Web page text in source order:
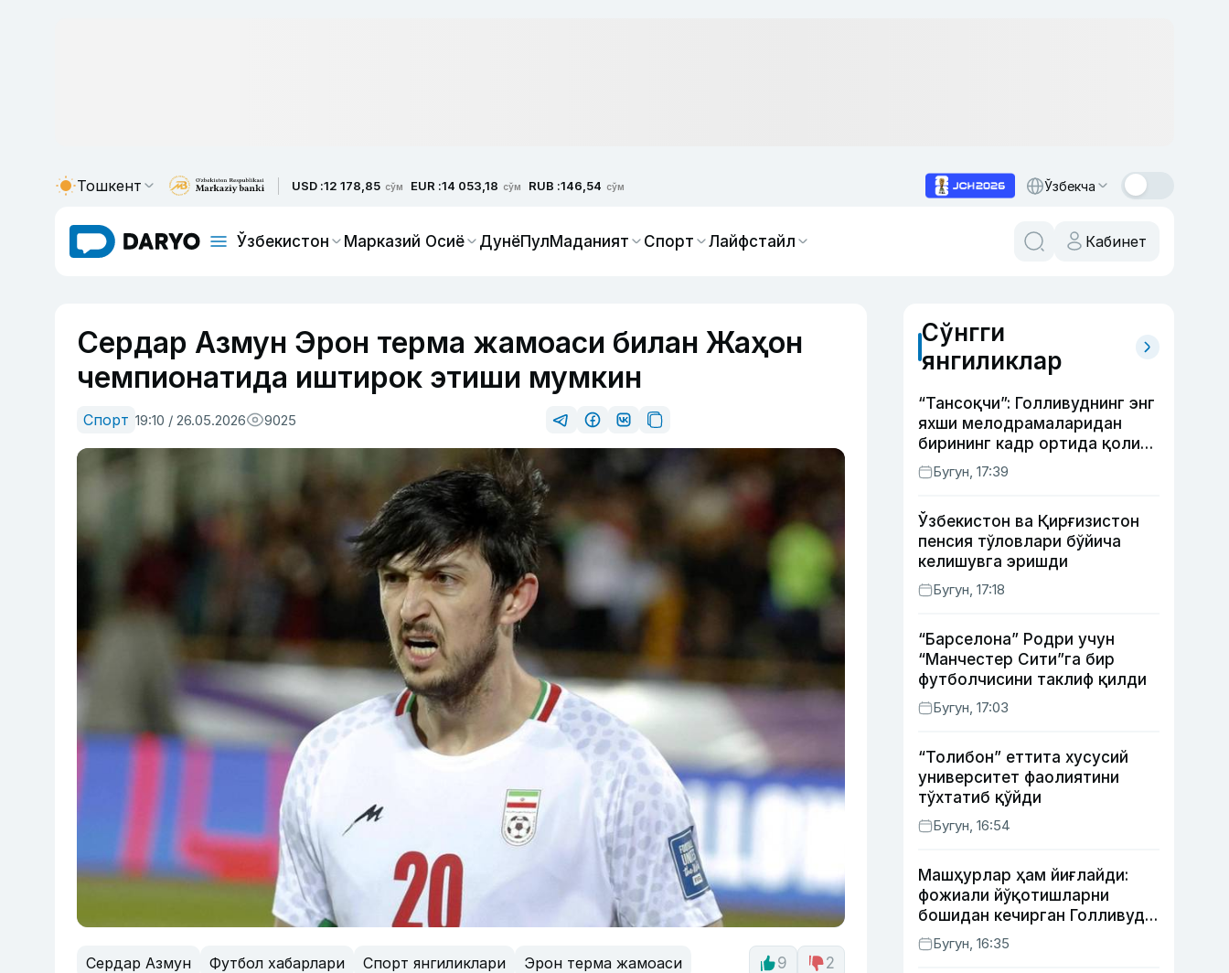
Тошкент USD :12 178,85 сўм EUR :14 053,18 сўм RUB :146,54 сўм Ўзбекча
Ўзбекистон Марказий Осиё ДунёПулМаданият Спорт Лайфстайл Кабинет
Сердар Азмун Эрон терма жамоаси билан Жаҳон
чемпионатида иштирок этиши мумкин
Спорт 19:10 / 26.05.2026 9025
Сердар Азмун Футбол хабарлари Спорт янгиликлари
Эрон терма жамоаси
9 2
Сўнгги
янгиликлар
“Тансоқчи”: Голливуднинг энг
яхши мелодрамаларидан
бирининг кадр ортида қолиб
кетган воқеалари
Бугун, 17:39
Ўзбекистон ва Қирғизистон
пенсия тўловлари бўйича
келишувга эришди
Бугун, 17:18
“Барселона” Родри учун
“Манчестер Сити”га бир
футболчисини таклиф қилди
Бугун, 17:03
“Толибон” еттита хусусий
университет фаолиятини
тўхтатиб қўйди
Бугун, 16:54
Машҳурлар ҳам йиғлайди:
фожиали йўқотишларни
бошидан кечирган Голливуд
юлдузлари
Бугун, 16:35